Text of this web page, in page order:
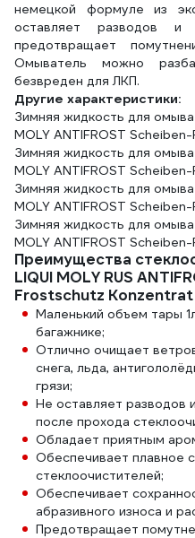
немецкой формуле из
оставляет разводов и
предотвращает
Омыватель можно
безвреден для ЛКП.
Другие характеристики:
Зимняя жидкость для
MOLY ANTIFROST
Зимняя жидкость для
MOLY ANTIFROST
Зимняя жидкость для
MOLY ANTIFROST
Зимняя жидкость для
MOLY ANTIFROST
Преимущества
LIQUI MOLY RUS
Frostschutz
Маленький объем тары
багажнике;
Отлично очищает
снега, льда,
грязи;
Не оставляет разводов
после прохода
Обладает приятным
Обеспечивает плавное
стеклоочистителей;
Обеспечивает
абразивного износа и
Предотвращает